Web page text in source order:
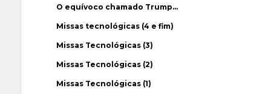
O equívoco chamado Trump…
Missas tecnológicas (4 e fim)
Missas Tecnológicas (3)
Missas Tecnológicas (2)
Missas Tecnológicas (1)